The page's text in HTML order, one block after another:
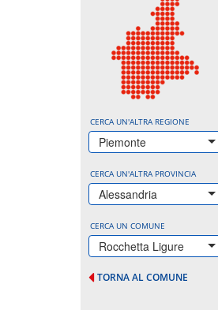
CERCA UN'ALTRA REGIONE
Piemonte
CERCA UN'ALTRA PROVINCIA
Alessandria
CERCA UN COMUNE
Rocchetta Ligure
TORNA AL COMUNE